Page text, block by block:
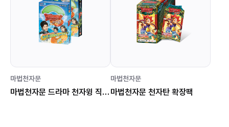
마법천자문
마법천자문 드라마 천자윙 직선형
마법천자문
마법천자문 천자탄 확장팩